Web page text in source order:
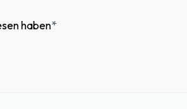
der Position im
haben*